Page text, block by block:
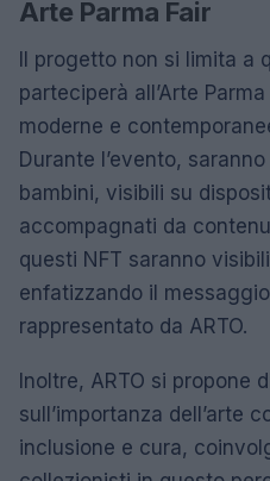
Arte Parma Fair
Il progetto non si limita a
parteciperà all’Arte
moderne e
Durante l’evento,
bambini, visibili su
accompagnati da
questi NFT saranno
enfatizzando il
rappresentato da ARTO.
Inoltre, ARTO si propone
sull’importanza dell’arte
inclusione e cura,